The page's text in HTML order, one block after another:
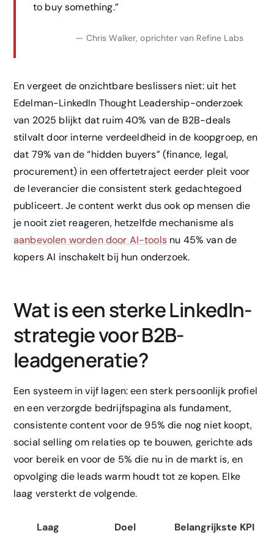
to buy something.”
— Chris Walker, oprichter van Refine Labs
En vergeet de onzichtbare beslissers niet: uit het
Edelman-LinkedIn Thought Leadership-onderzoek
van 2025 blijkt dat ruim 40% van de B2B-deals
stilvalt door interne verdeeldheid in de koopgroep, en
dat 79% van de “hidden buyers” (finance, legal,
procurement) in een offertetraject eerder pleit voor
de leverancier die consistent sterk gedachtegoed
publiceert. Je content werkt dus ook op mensen die
je nooit ziet reageren, hetzelfde mechanisme als
aanbevolen worden door AI-toolsnu 45% van de
kopers AI inschakelt bij hun onderzoek.
Wat is een sterke LinkedIn-
strategie voor B2B-
leadgeneratie?
Een systeem in vijf lagen: een sterk persoonlijk profiel
en een verzorgde bedrijfspagina als fundament,
consistente content voor de 95% die nog niet koopt,
social selling om relaties op te bouwen, gerichte ads
voor bereik en voor de 5% die nu in de markt is, en
opvolging die leads warm houdt tot ze kopen. Elke
laag versterkt de volgende.
Laag Doel
Belangrijkste KPI